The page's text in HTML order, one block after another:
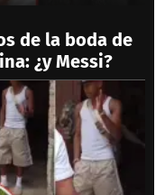
de la boda de
¿y Messi?